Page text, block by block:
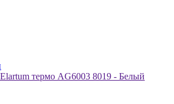
термо AG6003 8019 - Белый